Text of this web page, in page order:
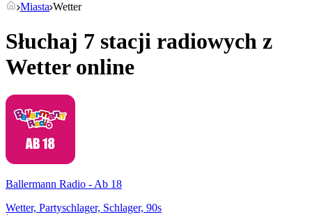
Miasta Wetter
Słuchaj 7 stacji radiowych z
Wetteronline
Ballermann Radio - Ab 18
Wetter, Partyschlager, Schlager, 90s